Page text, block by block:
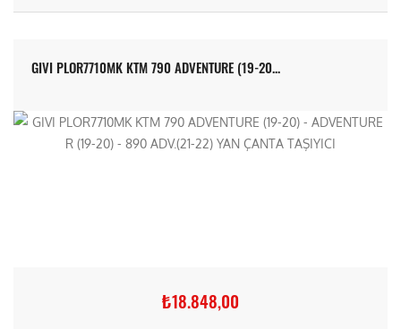
GIVI PLOR7710MK KTM 790 ADVENTURE (19-20...
₺18.848,00